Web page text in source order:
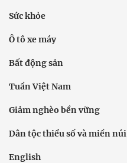
Sức khỏe
Ô tô xe máy
Bất động sản
Tuần Việt Nam
Giảm nghèo bền vững
Dân tộc thiểu số và miền núi
English